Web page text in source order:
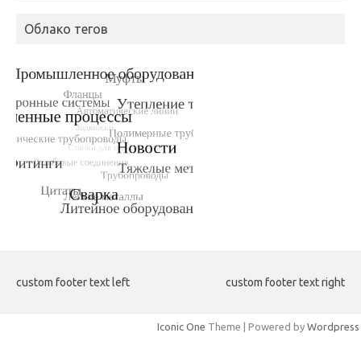
Облако тегов
custom footer text left custom footer text right
Iconic One Theme | Powered by Wordpress